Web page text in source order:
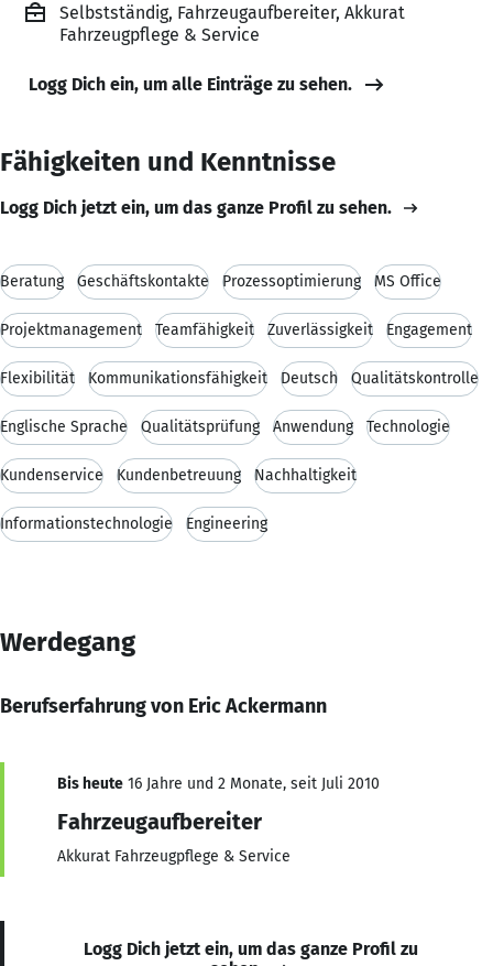
Selbstständig, Fahrzeugaufbereiter, Akkurat
Fahrzeugpflege & Service
Logg Dich ein, um alle Einträge zu sehen.
Fähigkeiten und Kenntnisse
Logg Dich jetzt ein, um das ganze Profil zu sehen.
Beratung Geschäftskontakte Prozessoptimierung MS Office
Projektmanagement Teamfähigkeit Zuverlässigkeit Engagement
Flexibilität Kommunikationsfähigkeit Deutsch Qualitätskontrolle
Englische Sprache Qualitätsprüfung Anwendung Technologie
Kundenservice Kundenbetreuung Nachhaltigkeit
Informationstechnologie Engineering
Werdegang
Berufserfahrung von Eric Ackermann
Bis heute 16 Jahre und 2 Monate, seit Juli 2010
Fahrzeugaufbereiter
Akkurat Fahrzeugpflege & Service
Logg Dich jetzt ein, um das ganze Profil zu